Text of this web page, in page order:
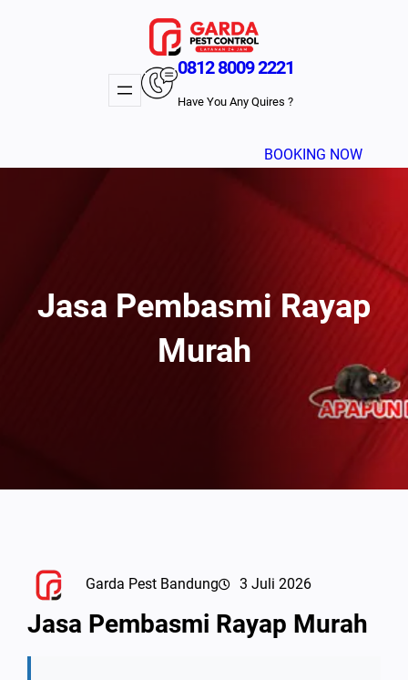
0812 8009 2221
Have You Any Quires ?
BOOKING NOW
Jasa Pembasmi Rayap
Murah
Garda Pest Bandung 3 Juli 2026
Jasa Pembasmi Rayap Murah